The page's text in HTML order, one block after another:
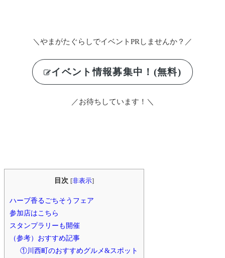
＼やまがたぐらしでイベントPRしませんか？／
イベント情報募集中！(無料)
／お待ちしています！＼
目次 [非表示]
ハーブ香るごちそうフェア
参加店はこちら
スタンプラリーも開催
（参考）おすすめ記事
①川西町のおすすめグルメ&スポット